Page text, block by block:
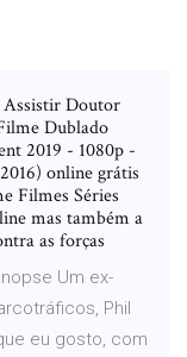
Doutor
Dublado
2019 - 1080p -
online grátis
Filmes Séries
mas também a
as forças
Um ex-
Phil
eu gosto, com